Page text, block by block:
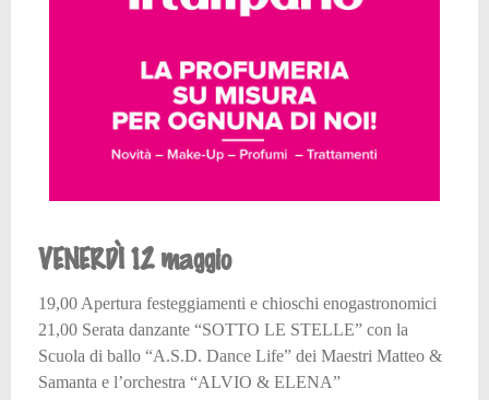
VENERDÌ 12 maggio
19,00 Apertura festeggiamenti e chioschi enogastronomici
21,00 Serata danzante “SOTTO LE STELLE” con la
Scuola di ballo “A.S.D. Dance Life” dei Maestri Matteo &
Samanta e l’orchestra “ALVIO & ELENA”